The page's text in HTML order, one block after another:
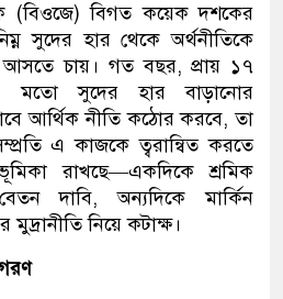
(বিওজে) বিগত কয়েক দশকের
সুদের হার থেকে অর্থনীতিকে
আসতে চায়। গত বছর, প্রায় ১৭
মতো সুদের হার বাড়ানোর
আর্থিক নীতি কঠোর করবে, তা
এ কাজকে ত্বরান্বিত করতে
রাখছে—একদিকে শ্রমিক
দাবি, অন্যদিকে মার্কিন
মুদ্রানীতি নিয়ে কটাক্ষ।